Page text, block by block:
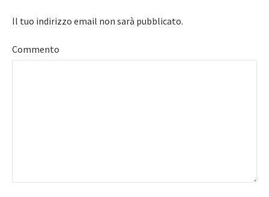
Il tuo indirizzo email non sarà pubblicato.
Commento